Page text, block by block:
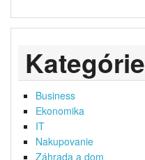
Kategórie
Business
Ekonomika
IT
Nakupovanie
Záhrada a dom